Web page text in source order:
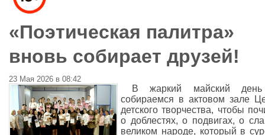
«Поэтическая палитра»
вновь собирает друзей!
23 Мая 2026 в 08:42
В жаркий майский
собираемся в актовом зале
детского творчества, чтобы
о доблестях, о подвигах, о
великом народе, который в